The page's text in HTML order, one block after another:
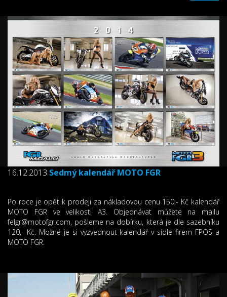
16.12.2013 Sedmý kalendář MOTO FGR
Po roce je opět k prodeji za nákladovou cenu 150,- Kč kalendář
MOTO FGR ve velikosti A3. Objednávat můžete na mailu
felgr@motofgr.com, pošleme na dobírku, která je dle sazebníku
120,- Kč. Možné je si vyzvednout kalendář v sídle firem FPOS a
MOTO FGR.